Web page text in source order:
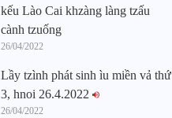
kếu Lào Cai khzàng làng tzấu
cành tzuống​
26/04/2022
Lầy tzình phát sinh ìu miền vả thứ
3, hnoi 26.4.2022
26/04/2022